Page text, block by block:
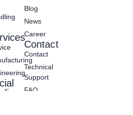
Blog
News
Career
Contact
Contact
Technical
Support
FAQ